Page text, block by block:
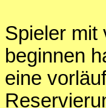
Spieler mit
beginnen
eine